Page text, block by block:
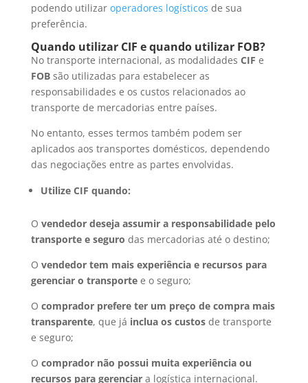
podendo utilizar operadores logísticos de sua
preferência.
Quando utilizar CIF e quando utilizar FOB?
No transporte internacional, as modalidades CIF e
FOB são utilizadas para estabelecer as
responsabilidades e os custos relacionados ao
transporte de mercadorias entre países.
No entanto, esses termos também podem ser
aplicados aos transportes domésticos, dependendo
das negociações entre as partes envolvidas.
Utilize CIF quando:
O vendedor deseja assumir a responsabilidade pelo
transporte e seguro das mercadorias até o destino;
O vendedor tem mais experiência e recursos para
gerenciar o transportee o seguro;
O comprador prefere ter um preço de compra mais
transparente, que já inclua os custos de transporte
e seguro;
O comprador não possui muita experiência ou
recursos para gerenciara logística internacional.